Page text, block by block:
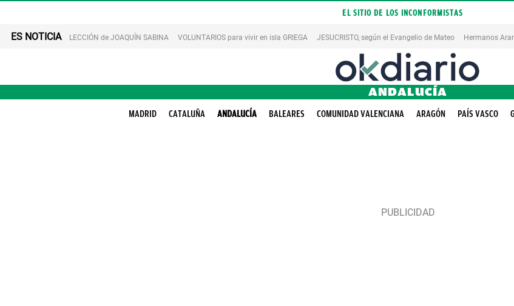
EL SITIO DE LOS INCONFORMISTAS
ES NOTICIA LECCIÓN de JOAQUÍN SABINA VOLUNTARIOS para vivir en isla GRIEGA JESUCRISTO, según el Evangelio de Mateo Hermanos
ANDALUCÍA
MADRID CATALUÑA ANDALUCÍA BALEARES COMUNIDAD VALENCIANA ARAGÓN PAÍS VASCO